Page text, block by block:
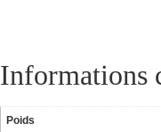
Informations
Poids